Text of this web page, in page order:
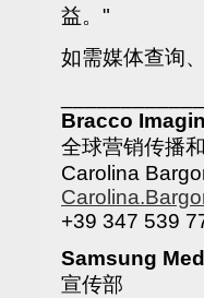
益。"
如需媒体查询
Bracco
全球营销传播
Carolina
+39 347 539
Samsung
宣传部